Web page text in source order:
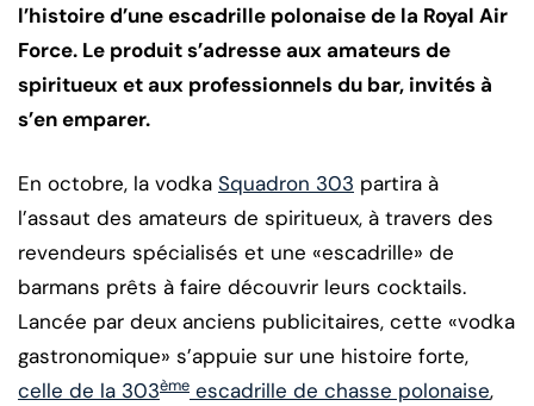
l’histoire d’une escadrille polonaise de la Royal Air
Force. Le produit s’adresse aux amateurs de
spiritueux et aux professionnels du bar, invités à
s’en emparer.
En octobre, la vodka Squadron 303 partira à
l’assaut des amateurs de spiritueux, à travers des
revendeurs spécialisés et une «escadrille» de
barmans prêts à faire découvrir leurs cocktails.
Lancée par deux anciens publicitaires, cette «vodka
gastronomique» s’appuie sur une histoire forte,
celle de la 303ème escadrille de chasse polonaise,